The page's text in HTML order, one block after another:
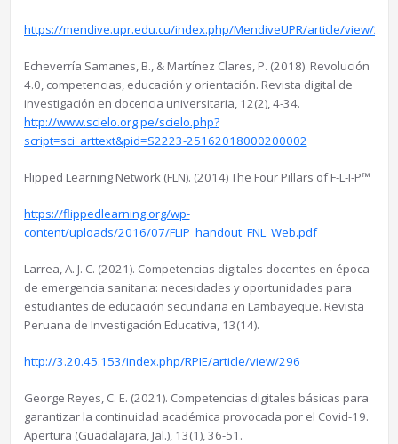
https://mendive.upr.edu.cu/index.php/MendiveUPR/article/view/
Echeverría Samanes, B., & Martínez Clares, P. (2018). Revolución
4.0, competencias, educación y orientación. Revista digital de
investigación en docencia universitaria, 12(2), 4-34.
http://www.scielo.org.pe/scielo.php?
script=sci_arttext&pid=S2223-25162018000200002
Flipped Learning Network (FLN). (2014) The Four Pillars of F-L-I-P™
https://flippedlearning.org/wp-
content/uploads/2016/07/FLIP_handout_FNL_Web.pdf
Larrea, A. J. C. (2021). Competencias digitales docentes en época
de emergencia sanitaria: necesidades y oportunidades para
estudiantes de educación secundaria en Lambayeque. Revista
Peruana de Investigación Educativa, 13(14).
http://3.20.45.153/index.php/RPIE/article/view/296
George Reyes, C. E. (2021). Competencias digitales básicas para
garantizar la continuidad académica provocada por el Covid-19.
Apertura (Guadalajara, Jal.), 13(1), 36-51.